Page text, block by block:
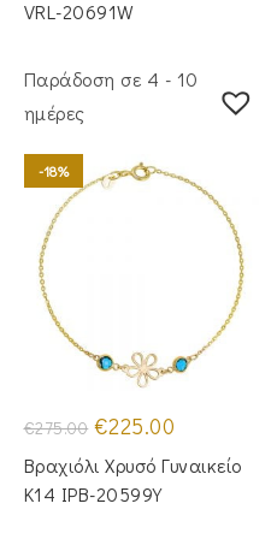
VRL-20691W
Παράδοση σε 4 - 10
ημέρες
-18%
€275.00 Original
price
was:
€275.00.
€225.00
είναι:
Βραχιόλι Χρυσό Γυναικείο
Κ14 IPB-20599Y